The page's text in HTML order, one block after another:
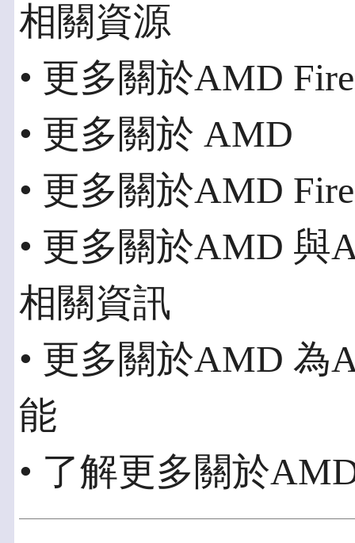
相關資源
• 更多關於AMD
• 更多關於 AMD
• 更多關於AMD
• 更多關於AMD 與
相關資訊
• 更多關於AMD 為
能
• 了解更多關於